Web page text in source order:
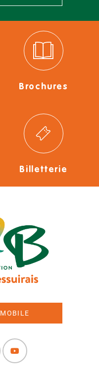
Brochures
Billetterie